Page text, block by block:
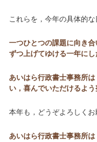
これらを，今年の具体的な
一つひとつの課題に向き
ずつ上げてゆける一年に
あいはら行政書士事務所
い，喜んでいただけるよう
本年も，どうぞよろしくお
あいはら行政書士事務所は